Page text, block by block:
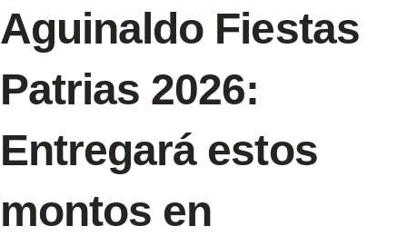
Aguinaldo Fiestas
Patrias 2026:
Entregará estos
montos en